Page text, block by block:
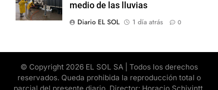
medio de las lluvias
Diario EL SOL
1 día atrás 0
© Copyright 2026 EL SOL SA | Todos los derechos
reservados. Queda prohibida la reproducción total o